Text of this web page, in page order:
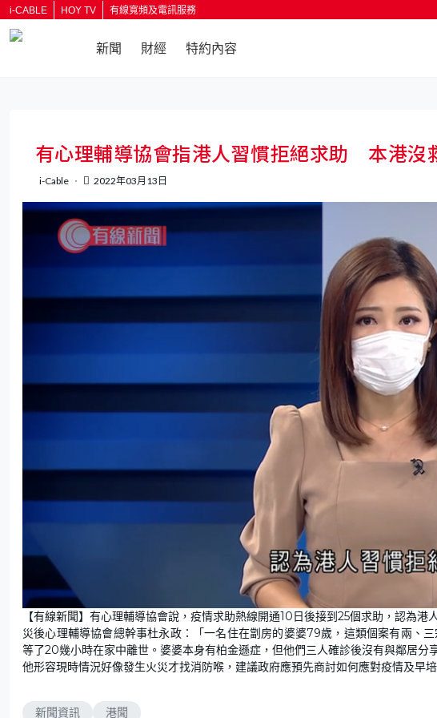
i-CABLE HOY TV 有線寬頻及電訊服務
新聞 財經 特約內容
有心理輔導協會指港人習慣拒絕求助 本港沒
i-Cable 2022年03月13日
U
n
m
u
t
e
o
a
d
e
d
:
7
9
.
【有線新聞】有心理輔導協會說，疫情求助熱線開通10日後接到25個求助，認為港
災後心理輔導協會總幹事杜永政：「一名住在劏房的婆婆79歲，這類個案有兩、
等了20幾小時在家中離世。婆婆本身有柏金遜症，但他們三人確診後沒有與鄰居分享
他形容現時情況好像發生火災才找消防喉，建議政府應預先商討如何應對疫情及早
新聞資訊 港聞